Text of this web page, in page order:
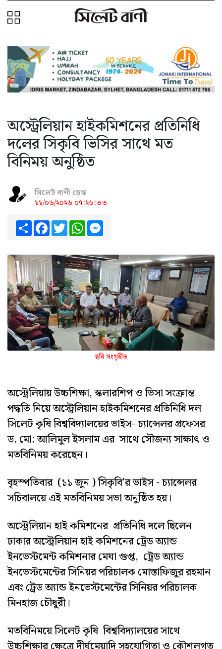
অস্ট্রেলিয়ান হাইকমিশনের প্রতিনিধি
দলের সিকৃবি ভিসির সাথে মত
বিনিময় অনুষ্ঠিত
সিলেট বাণী ডেস্ক
১১/০৬/২০২৬ ০৭:২৬:৩৩
ShareFacebook
TwitterWhatsApp
ছবি সংগৃহীত
অস্ট্রেলিয়ায় উচ্চশিক্ষা, স্কলারশিপ ও ভিসা সংক্রান্ত
পদ্ধতি নিয়ে অস্ট্রেলিয়ান হাইকমিশনের প্রতিনিধি দল
সিলেট কৃষি বিশ্ববিদ্যালয়ের ভাইস- চ্যান্সেলর প্রফেসর
ড. মো: আলিমুল ইসলাম এর সাথে সৌজন্য সাক্ষাৎ ও
মতবিনিময় করেছেন।
বৃহস্পতিবার (১১ জুন ) সিকৃবি'র ভাইস - চ্যান্সেলর
সচিবালয়ে এই মতবিনিময় সভা অনুষ্ঠিত হয়।
অস্ট্রেলিয়ান হাই কমিশনের প্রতিনিধি দলে ছিলেন
ঢাকার অস্ট্রেলিয়ান হাই কমিশনের ট্রেড অ্যান্ড
ইনভেস্টমেন্ট কমিশনার মেঘা গুপ্ত, ট্রেড অ্যান্ড
ইনভেস্টমেন্টের সিনিয়র পরিচালক মোস্তাফিজুর রহমান
এবং ট্রেড অ্যান্ড ইনভেস্টমেন্টের সিনিয়র পরিচালক
মিনহাজ চৌধুরী।
মতবিনিময়ে সিলেট কৃষি বিশ্ববিদ্যালয়ের সাথে